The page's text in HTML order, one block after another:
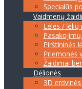
Specialūs
Vaidmenų
Lėlės / lėlių
Pirštininės
Priemonės
Žaidimai
Dėlionės
3D